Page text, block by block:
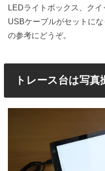
LEDライトボックス、ク
USBケーブルがセットに
の参考にどうぞ。
トレース台は写真